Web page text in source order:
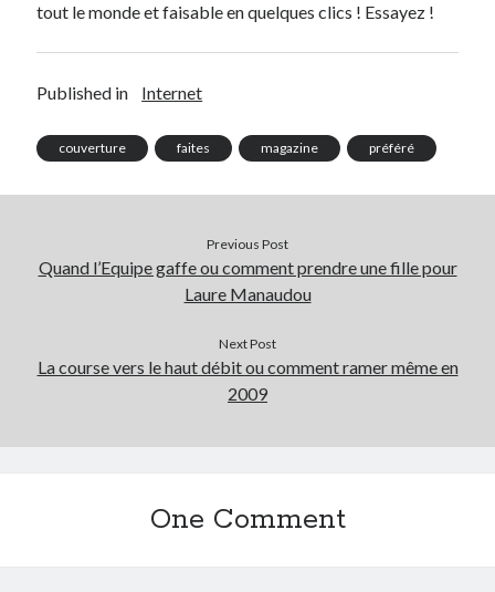
tout le monde et faisable en quelques clics ! Essayez !
Published in Internet
couverture faites magazine préféré
Previous Post
Quand l’Equipe gaffe ou comment prendre une fille pour
Laure Manaudou
Next Post
La course vers le haut débit ou comment ramer même en
2009
One Comment